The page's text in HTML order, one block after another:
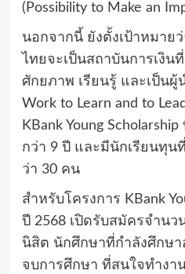
(Possibility to Make an
นอกจากนี้ ยังตั้งเป้าหมาย
ไทยจะเป็นสถาบันการเงิ
ศักยภาพ เรียนรู้ และเป็นผู้
Work to Learn and to
KBank Young
กว่า 9 ปี และมีนักเรียนทุน
ว่า 30 คน
สำหรับโครงการ KBank
ปี 2568 เปิดรับสมัครจำนว
นิสิต นักศึกษาที่กำลังศึกษ
จบการศึกษา ที่สนใจทำงา